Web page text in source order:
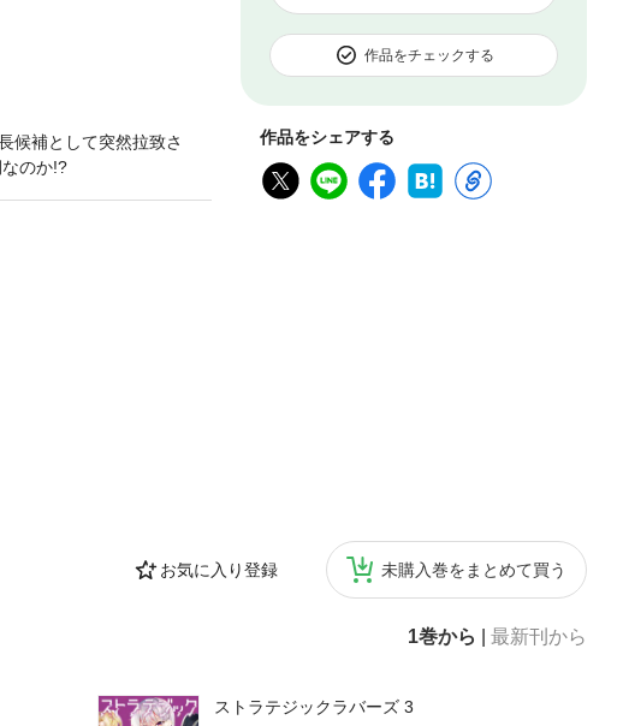
作品をチェックする
作品をシェアする
お気に入り登録 未購入巻をまとめて買う
1巻から 最新刊から
ストラテジックラバーズ 3
候補として突然拉致さ
のか!?